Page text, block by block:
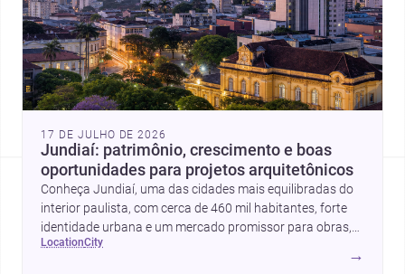
17 DE JULHO DE 2026
Jundiaí: patrimônio, crescimento e boas
oportunidades para projetos arquitetônicos
Conheça Jundiaí, uma das cidades mais equilibradas do
interior paulista, com cerca de 460 mil habitantes, forte
identidade urbana e um mercado promissor para obras,
reformas e projetos de arquitetura e design.
location city
→